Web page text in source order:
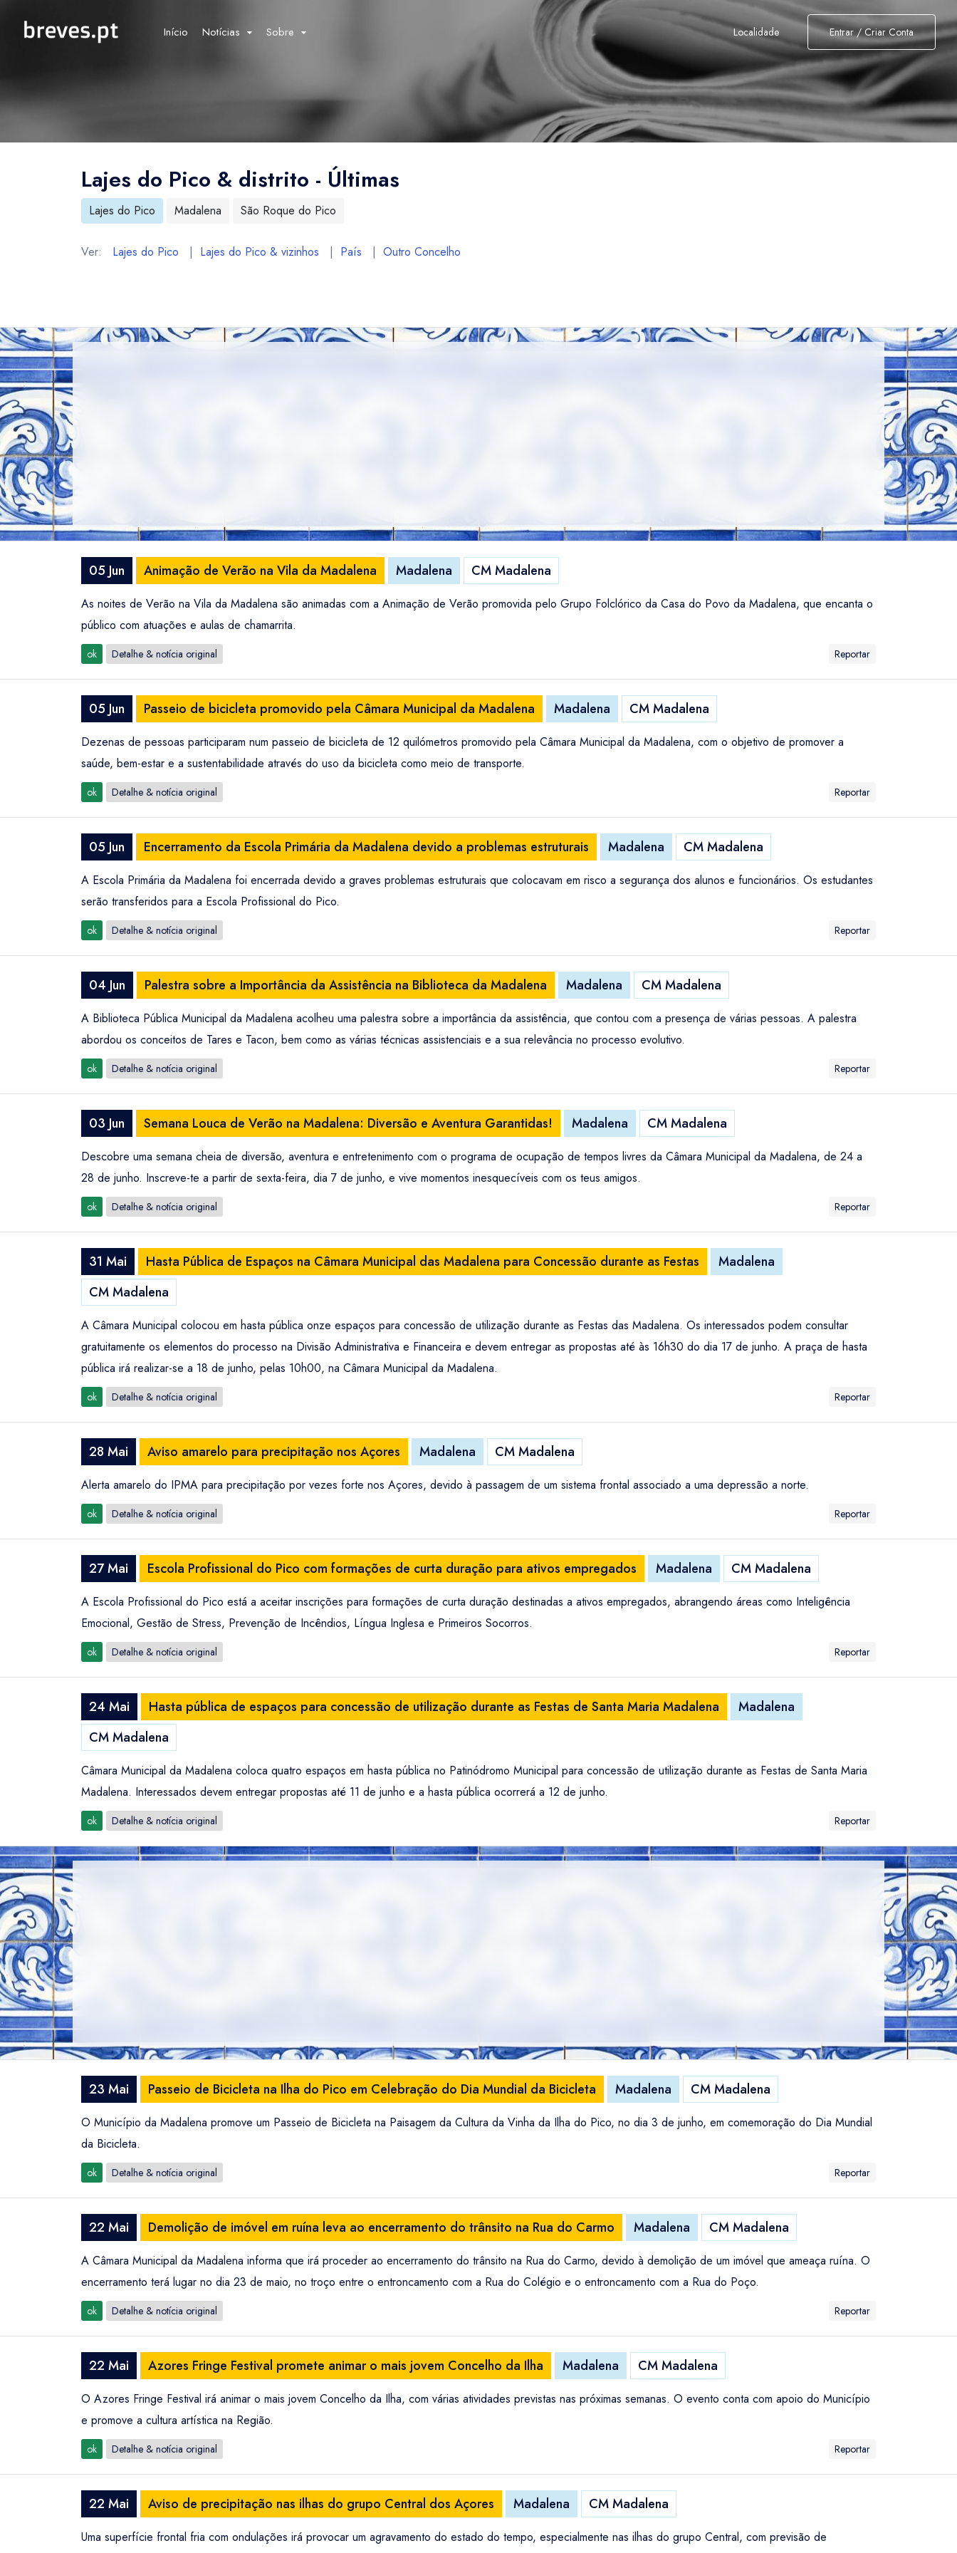
Início Notícias Sobre Localidade Entrar / Criar Conta
Lajes do Pico & distrito - Últimas
Lajes do Pico Madalena São Roque do Pico
Ver: Lajes do Pico | Lajes do Pico & vizinhos | País | Outro Concelho
05 Jun Animação de Verão na Vila da Madalena Madalena CM Madalena
As noites de Verão na Vila da Madalena são animadas com a Animação de Verão promovida pelo Grupo Folclórico da Casa do Povo da Madalena, que encanta o
público com atuações e aulas de chamarrita.
ok Detalhe & notícia original Reportar
05 Jun Passeio de bicicleta promovido pela Câmara Municipal da Madalena Madalena CM Madalena
Dezenas de pessoas participaram num passeio de bicicleta de 12 quilómetros promovido pela Câmara Municipal da Madalena, com o objetivo de promover a
saúde, bem-estar e a sustentabilidade através do uso da bicicleta como meio de transporte.
ok Detalhe & notícia original Reportar
05 Jun Encerramento da Escola Primária da Madalena devido a problemas estruturais Madalena CM Madalena
A Escola Primária da Madalena foi encerrada devido a graves problemas estruturais que colocavam em risco a segurança dos alunos e funcionários. Os estudantes
serão transferidos para a Escola Profissional do Pico.
ok Detalhe & notícia original Reportar
04 Jun Palestra sobre a Importância da Assistência na Biblioteca da Madalena Madalena CM Madalena
A Biblioteca Pública Municipal da Madalena acolheu uma palestra sobre a importância da assistência, que contou com a presença de várias pessoas. A palestra
abordou os conceitos de Tares e Tacon, bem como as várias técnicas assistenciais e a sua relevância no processo evolutivo.
ok Detalhe & notícia original Reportar
03 Jun Semana Louca de Verão na Madalena: Diversão e Aventura Garantidas! Madalena CM Madalena
Descobre uma semana cheia de diversão, aventura e entretenimento com o programa de ocupação de tempos livres da Câmara Municipal da Madalena, de 24 a
28 de junho. Inscreve-te a partir de sexta-feira, dia 7 de junho, e vive momentos inesquecíveis com os teus amigos.
ok Detalhe & notícia original Reportar
31 Mai Hasta Pública de Espaços na Câmara Municipal das Madalena para Concessão durante as Festas
Madalena
CM Madalena
A Câmara Municipal colocou em hasta pública onze espaços para concessão de utilização durante as Festas das Madalena. Os interessados podem consultar
gratuitamente os elementos do processo na Divisão Administrativa e Financeira e devem entregar as propostas até às 16h30 do dia 17 de junho. A praça de hasta
pública irá realizar-se a 18 de junho, pelas 10h00, na Câmara Municipal da Madalena.
ok Detalhe & notícia original Reportar
28 Mai Aviso amarelo para precipitação nos Açores Madalena CM Madalena
Alerta amarelo do IPMA para precipitação por vezes forte nos Açores, devido à passagem de um sistema frontal associado a uma depressão a norte.
ok Detalhe & notícia original Reportar
27 Mai Escola Profissional do Pico com formações de curta duração para ativos empregados Madalena CM Madalena
A Escola Profissional do Pico está a aceitar inscrições para formações de curta duração destinadas a ativos empregados, abrangendo áreas como Inteligência
Emocional, Gestão de Stress, Prevenção de Incêndios, Língua Inglesa e Primeiros Socorros.
ok Detalhe & notícia original Reportar
24 Mai Hasta pública de espaços para concessão de utilização durante as Festas de Santa Maria Madalena
Madalena
CM Madalena
Câmara Municipal da Madalena coloca quatro espaços em hasta pública no Patinódromo Municipal para concessão de utilização durante as Festas de Santa Maria
Madalena. Interessados devem entregar propostas até 11 de junho e a hasta pública ocorrerá a 12 de junho.
ok Detalhe & notícia original Reportar
23 Mai Passeio de Bicicleta na Ilha do Pico em Celebração do Dia Mundial da Bicicleta Madalena CM Madalena
O Município da Madalena promove um Passeio de Bicicleta na Paisagem da Cultura da Vinha da Ilha do Pico, no dia 3 de junho, em comemoração do Dia Mundial
da Bicicleta.
ok Detalhe & notícia original Reportar
22 Mai Demolição de imóvel em ruína leva ao encerramento do trânsito na Rua do Carmo Madalena CM Madalena
A Câmara Municipal da Madalena informa que irá proceder ao encerramento do trânsito na Rua do Carmo, devido à demolição de um imóvel que ameaça ruína. O
encerramento terá lugar no dia 23 de maio, no troço entre o entroncamento com a Rua do Colégio e o entroncamento com a Rua do Poço.
ok Detalhe & notícia original Reportar
22 Mai Azores Fringe Festival promete animar o mais jovem Concelho da Ilha Madalena CM Madalena
O Azores Fringe Festival irá animar o mais jovem Concelho da Ilha, com várias atividades previstas nas próximas semanas. O evento conta com apoio do Município
e promove a cultura artística na Região.
ok Detalhe & notícia original Reportar
22 Mai Aviso de precipitação nas ilhas do grupo Central dos Açores Madalena CM Madalena
Uma superfície frontal fria com ondulações irá provocar um agravamento do estado do tempo, especialmente nas ilhas do grupo Central, com previsão de